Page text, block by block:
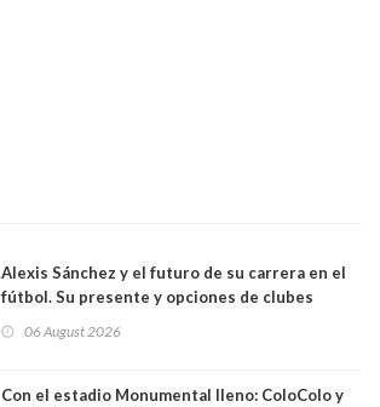
Alexis Sánchez y el futuro de su carrera en el
fútbol. Su presente y opciones de clubes
06 August 2026
Con el estadio Monumental lleno: ColoColo y